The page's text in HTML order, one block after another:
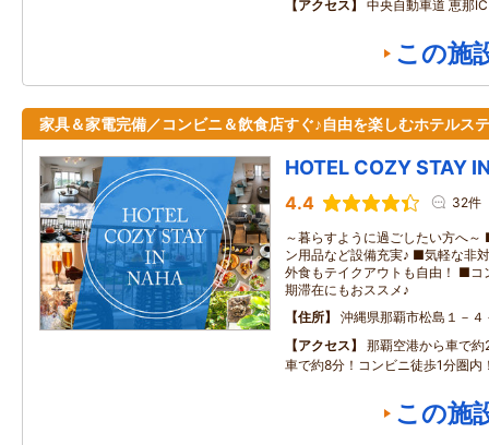
アクセス
中央自動車道 恵那
この施
家具＆家電完備／コンビニ＆飲食店すぐ♪自由を楽しむホテルス
HOTEL COZY STAY
4.4 32件
～暮らすように過ごしたい方へ
ン用品など設備充実♪ ■気軽な非
外食もテイクアウトも自由！ ■コ
期滞在にもおススメ♪
住所
沖縄県那覇市松島１－４
アクセス
那覇空港から車で
車で約8分！コンビニ徒歩1分圏内
この施